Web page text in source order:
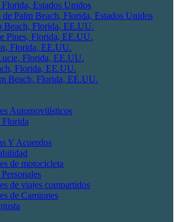
Estados Unidos
de Palm Beach, Florida, Estados Unidos
Beach, Florida, EE.UU.
Pines, Florida, EE.UU.
Florida, EE.UU.
Florida, EE.UU.
Florida, EE.UU.
Beach, Florida, EE.UU.
Automovilísticos
Florida
Y Acuerdos
de motocicleta
de viajes compartidos
de Camiones